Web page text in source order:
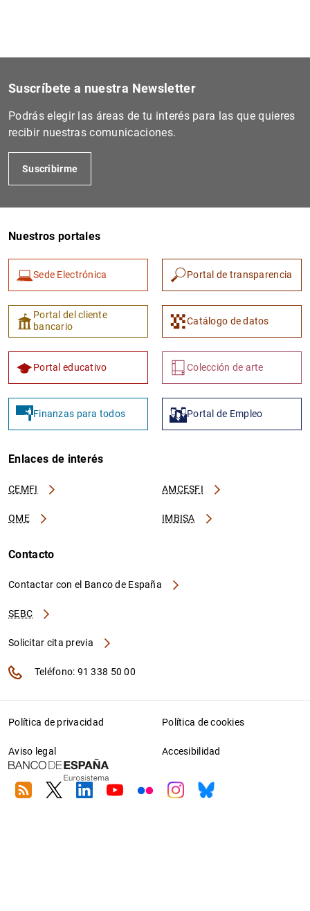
Suscríbete a nuestra Newsletter
Podrás elegir las áreas de tu interés para las que quieres
recibir nuestras comunicaciones.
Suscribirme
Nuestros portales
Sede Electrónica Portal de transparencia
Portal del cliente
bancario
Catálogo de datos
Portal educativo Colección de arte
Finanzas para todos Portal de Empleo
Enlaces de interés
CEMFI AMCESFI
OME IMBISA
Contacto
Contactar con el Banco de España
SEBC
Solicitar cita previa
Teléfono: 91 338 50 00
Política de privacidad Política de cookies
Aviso legal Accesibilidad
RSS TwitterLinkedin
YoutubeFlickrInstagram
Bluesky